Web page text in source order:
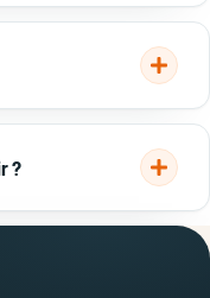
réversible n'ouvre
énergétique.
Un multi-split ou un
?
réversible » et « PAC